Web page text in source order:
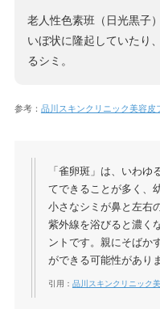
老人性色素班（日光黒子
いぼ状に隆起していたり
るシミ。
参考： 品川スキンクリニック美容皮
「雀卵斑」は、いわゆ
てできることが多く、
小さなシミが鼻と左右
紫外線を浴びると濃く
ントです。親にそばか
ができる可能性があり
引用： 品川スキンクリニック